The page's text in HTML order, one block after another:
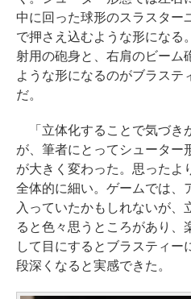
中に回った球形のスラスター
で押さえ込むような形になる
射用の砲身と、右肩のビーム
ような形になるのがブラステ
だ。
「立体化することで気づき
が、筆者にとってシューター
が大きく変わった。思ったよ
全体的に細い。ゲームでは、
入っていたかもしれないが、
ると色々思うところがあり、
して目にするとブラスティー
段深くなると実感できた。